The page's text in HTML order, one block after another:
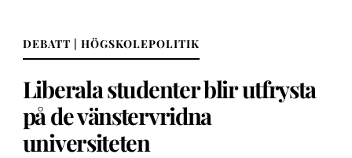
DEBATT | HÖGSKOLEPOLITIK
Liberala studenter blir utfrysta
på de vänstervridna
universiteten